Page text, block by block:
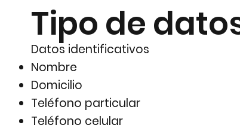
Tipo de
Datos identificativos
Nombre
Domicilio
Teléfono particular
Teléfono celular